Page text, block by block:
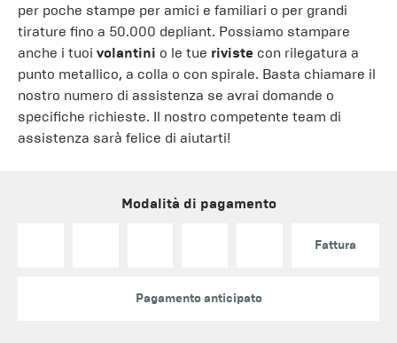
per poche stampe per amici e familiari o per grandi
tirature fino a 50.000 depliant. Possiamo stampare
anche i tuoi volantini o le tue riviste con rilegatura a
punto metallico, a colla o con spirale. Basta chiamare il
nostro numero di assistenza se avrai domande o
specifiche richieste. Il nostro competente team di
assistenza sarà felice di aiutarti!
Modalità di pagamento
Fattura
Pagamento anticipato